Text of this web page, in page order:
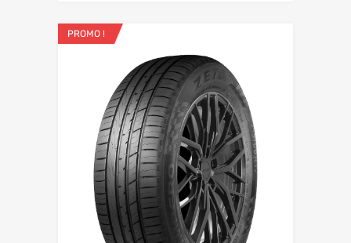
PROMO !